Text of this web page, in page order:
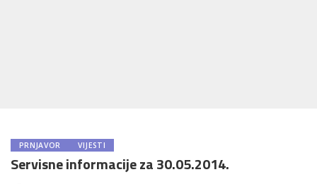
PRNJAVOR VIJESTI
Servisne informacije za 30.05.2014.